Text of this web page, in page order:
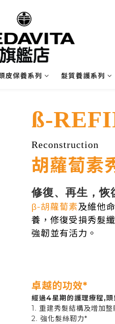
皮保養系列 髮質養護系列
ß-
Reconstruction
胡蘿蔔素
修復、再生，恢
β-胡蘿蔔素及維他
養，修復受損秀髮
強韌並有活力。
卓越的功效*
經過4星期的護理療程,
1. 重建秀髮結構及增加
2. 強化髮絲靭力*